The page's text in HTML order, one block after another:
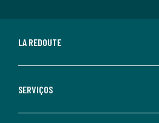
LA REDOUTE
SERVIÇOS